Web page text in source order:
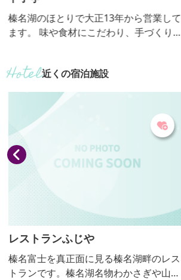
榛名湖のほとりで大正13年から営業して
ます。 味や食材にこだわり、手づくりで
近くの宿泊施設
レストランふじや
榛名富士を真正面に見る榛名湖畔のレス
トランです。榛名湖名物わかさぎや山菜